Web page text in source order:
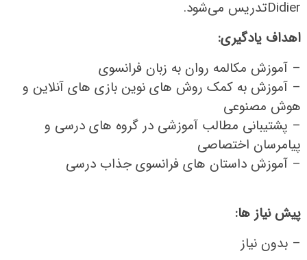
Didierتدریس می‌شود.
اهداف یادگیری:
– آموزش مکالمه روان به زبان فرانسوی
– آموزش به کمک روش های نوین بازی های آنلاین و
هوش مصنوعی
– پشتیبانی مطالب آموزشی در گروه های درسی و
پیامرسان اختصاصی
– آموزش داستان های فرانسوی جذاب درسی
پیش نیاز ها:
– بدون نیاز